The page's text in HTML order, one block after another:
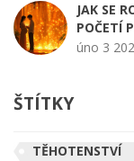
JAK SE
POČETÍ
úno 3
ŠTÍTKY
TĚHOTENSTVÍ